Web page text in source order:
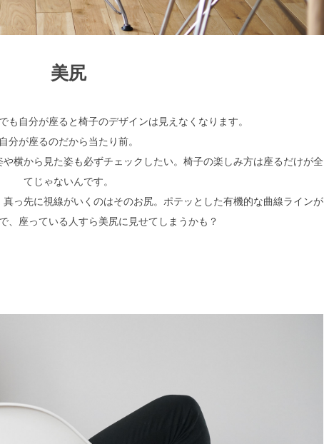
美尻
も自分が座ると椅子のデザインは見えなくなります。
自分が座るのだから当たり前。
横から見た姿も必ずチェックしたい。椅子の楽しみ方は座るだけが全
てじゃないんです。
っ先に視線がいくのはそのお尻。ポテッとした有機的な曲線ラインが
、座っている人すら美尻に見せてしまうかも？